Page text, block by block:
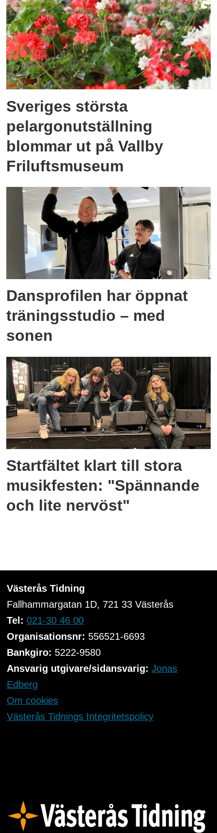
Sveriges största
pelargonutställning
blommar ut på Vallby
Friluftsmuseum
Dansprofilen har öppnat
träningsstudio – med
sonen
Startfältet klart till stora
musikfesten: "Spännande
och lite nervöst"
Västerås Tidning
Fallhammargatan 1D, 721 33Västerås
Tel: 021-30 46 00
Organisationsnr: 556521-6693
Bankgiro: 5222-9580
Ansvarig utgivare/sidansvarig: Jonas
Edberg
Om cookies
Västerås Tidnings Integritetspolicy